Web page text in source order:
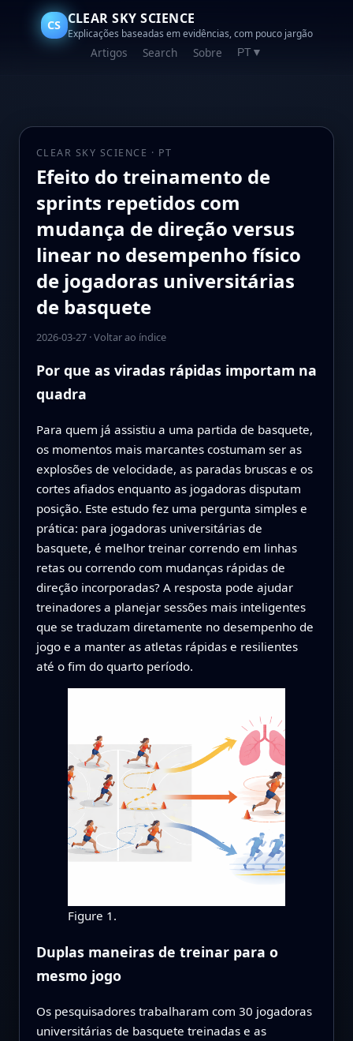
CS CLEAR SKY SCIENCE
Explicações baseadas em evidências, com pouco jargão
Artigos Search Sobre PT ▼
CLEAR SKY SCIENCE · PT
Efeito do treinamento de
sprints repetidos com
mudança de direção versus
linear no desempenho físico
de jogadoras universitárias
de basquete
2026-03-27·Voltar ao índice
Por que as viradas rápidas importam na
quadra
Para quem já assistiu a uma partida de basquete,
os momentos mais marcantes costumam ser as
explosões de velocidade, as paradas bruscas e os
cortes afiados enquanto as jogadoras disputam
posição. Este estudo fez uma pergunta simples e
prática: para jogadoras universitárias de
basquete, é melhor treinar correndo em linhas
retas ou correndo com mudanças rápidas de
direção incorporadas? A resposta pode ajudar
treinadores a planejar sessões mais inteligentes
que se traduzam diretamente no desempenho de
jogo e a manter as atletas rápidas e resilientes
até o fim do quarto período.
Figure 1.
Duplas maneiras de treinar para o
mesmo jogo
Os pesquisadores trabalharam com 30 jogadoras
universitárias de basquete treinadas e as